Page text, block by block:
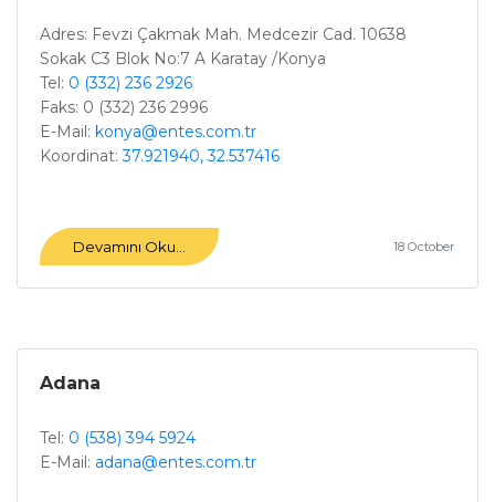
Adres: Fevzi Çakmak Mah. Medcezir Cad. 10638
Sokak C3 Blok No:7 A Karatay /Konya
Tel: 0 (332) 236 2926
Faks: 0 (332) 236 2996
E-Mail: konya@entes.com.tr
Koordinat:37.921940, 32.537416
Devamını Oku... 18 October
Adana
Tel: 0 (538) 394 5924
E-Mail: adana@entes.com.tr